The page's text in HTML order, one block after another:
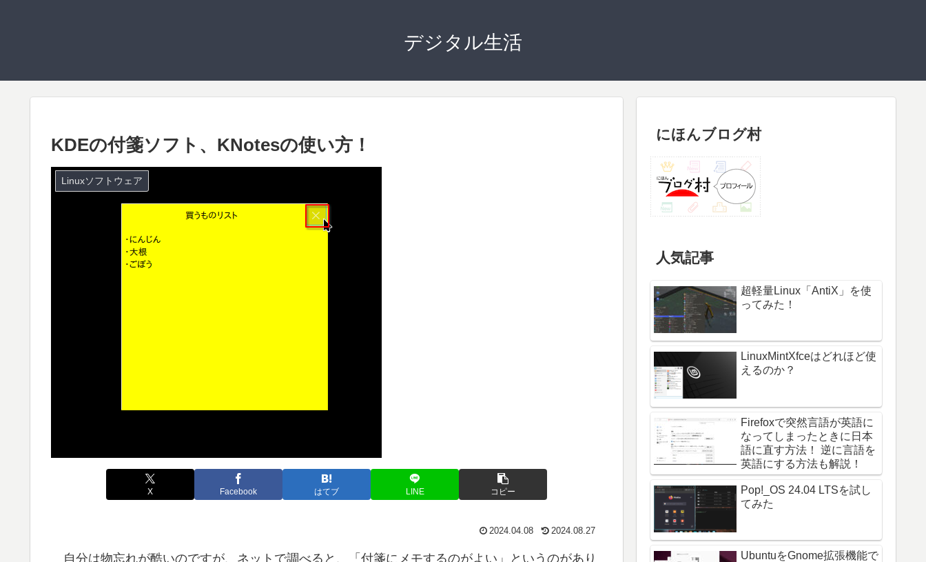
デジタル生活
KDEの付箋ソフト、KNotesの使い方！
Linuxソフトウェア
X Facebook はてブ LINE コピー
2024.04.08 2024.08.27
自分は物忘れが酷いのですが、ネットで調べると、「付箋にメモするのがよい」というのがあり
にほんブログ村
人気記事
超軽量Linux「AntiX」を使
ってみた！
LinuxMintXfceはどれほど使
えるのか？
Firefoxで突然言語が英語に
なってしまったときに日本
語に直す方法！ 逆に言語を
英語にする方法も解説！
Pop!_OS 24.04 LTSを試し
てみた
UbuntuをGnome拡張機能で